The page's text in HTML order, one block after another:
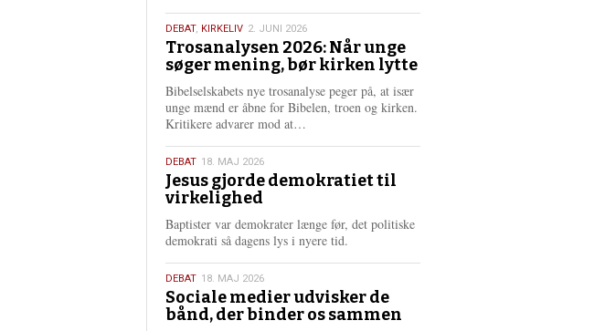
r
e
2.
juni
2026
DEBAT, KIRKELIV 2. JUNI 2026
Trosanalysen 2026: Når unge
søger mening, bør kirken lytte
Bibelselskabets nye trosanalyse peger på, at især
unge mænd er åbne for Bibelen, troen og kirken.
Kritikere advarer mod at…
e
e
18.
maj
2026
DEBAT 18. MAJ 2026
Jesus gjorde demokratiet til
virkelighed
Baptister var demokrater længe før, det politiske
demokrati så dagens lys i nyere tid.
18.
maj
2026
DEBAT 18. MAJ 2026
Sociale medier udvisker de
bånd, der binder os sammen